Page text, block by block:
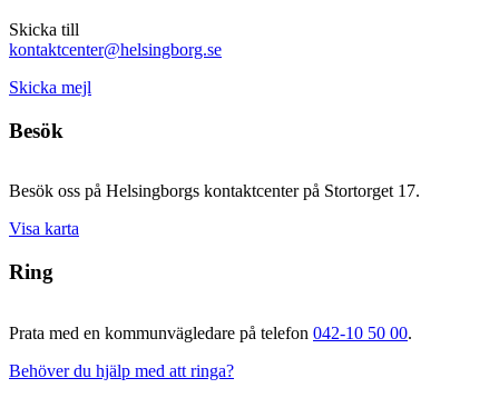
Skicka till
kontaktcenter@helsingborg.se
Skicka mejl
Besök
Besök oss på Helsingborgs kontaktcenter på Stortorget 17.
Visa karta
Ring
Prata med en kommunvägledare på telefon 042-10 50 00.
Behöver du hjälp med att ringa?